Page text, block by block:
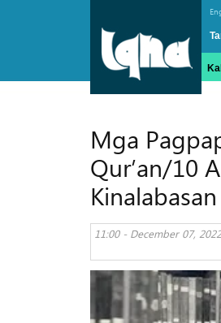
Mga
Qur’an/10
11:00 - December 07, 2022